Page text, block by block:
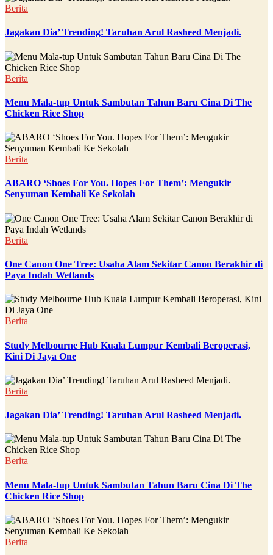
Berita
Jagakan Dia’ Trending! Taruhan Arul Rasheed Menjadi.
Berita
Menu Mala-tup Untuk Sambutan Tahun Baru Cina Di The
Chicken Rice Shop
Berita
ABARO ‘Shoes For You. Hopes For Them’: Mengukir
Senyuman Kembali Ke Sekolah
Berita
One Canon One Tree: Usaha Alam Sekitar Canon Berakhir di
Paya Indah Wetlands
Berita
Study Melbourne Hub Kuala Lumpur Kembali Beroperasi,
Kini Di Jaya One
Berita
Jagakan Dia’ Trending! Taruhan Arul Rasheed Menjadi.
Berita
Menu Mala-tup Untuk Sambutan Tahun Baru Cina Di The
Chicken Rice Shop
Berita